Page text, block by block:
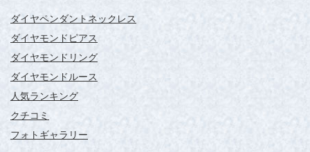
ダイヤペンダントネックレス
ダイヤモンドピアス
ダイヤモンドリング
ダイヤモンドルース
人気ランキング
クチコミ
フォトギャラリー